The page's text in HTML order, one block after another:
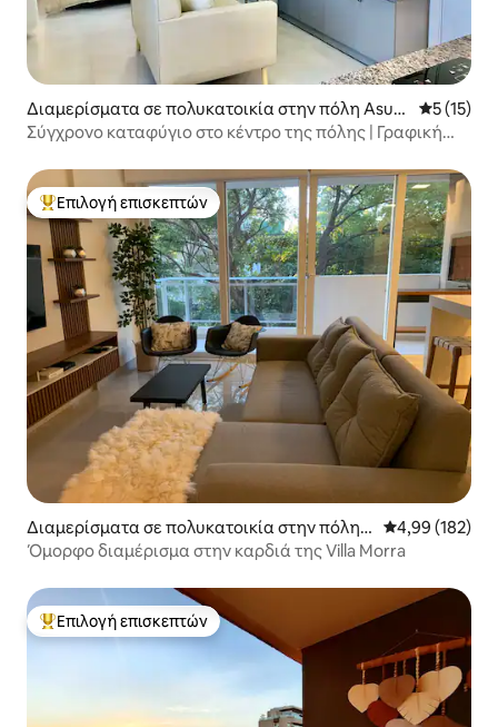
Διαμερίσματα σε πολυκατοικία στην πόλη Asun
ción
Μέση
5 (15)
Σύγχρονο καταφύγιο στο κέντρο της πόλης | Γραφική
Κορυφαία επιλογή επισκεπτών
Επιλογή επισκεπτών
Διαμερίσματα σε πολυκατοικία στην πόλη
Asunción
Μέση
4,99 (182)
Όμορφο διαμέρισμα στην καρδιά της Villa Morra
Κορυφαία επιλογή επισκεπτών
Επιλογή επισκεπτών